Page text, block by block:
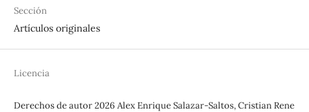
Sección
Artículos originales
Licencia
Derechos de autor 2026 Alex Enrique Salazar-Saltos, Cristian Rene